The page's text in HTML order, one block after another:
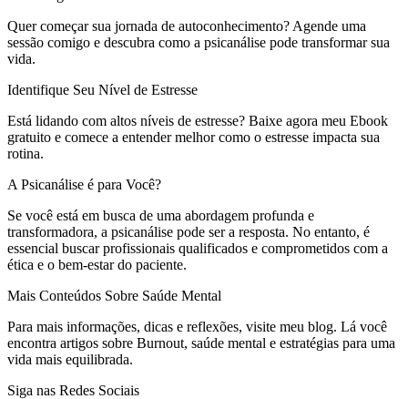
Quer começar sua jornada de autoconhecimento? Agende uma
sessão comigo e descubra como a psicanálise pode transformar sua
vida.
Identifique Seu Nível de Estresse
Está lidando com altos níveis de estresse? Baixe agora meu Ebook
gratuito e comece a entender melhor como o estresse impacta sua
rotina.
A Psicanálise é para Você?
Se você está em busca de uma abordagem profunda e
transformadora, a psicanálise pode ser a resposta. No entanto, é
essencial buscar profissionais qualificados e comprometidos com a
ética e o bem-estar do paciente.
Mais Conteúdos Sobre Saúde Mental
Para mais informações, dicas e reflexões, visite meu blog. Lá você
encontra artigos sobre Burnout, saúde mental e estratégias para uma
vida mais equilibrada.
Siga nas Redes Sociais